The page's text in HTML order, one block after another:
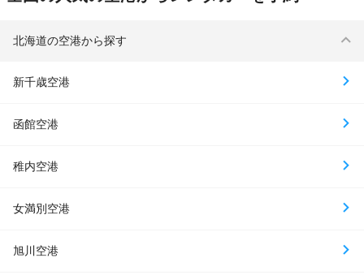
北海道の空港から探す
新千歳空港
函館空港
稚内空港
女満別空港
旭川空港